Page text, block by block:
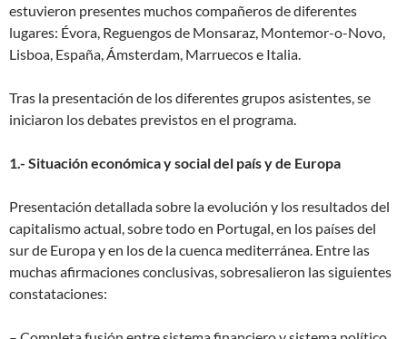
estuvieron presentes muchos compañeros de diferentes
lugares: Évora, Reguengos de Monsaraz, Montemor-o-Novo,
Lisboa, España, Ámsterdam, Marruecos e Italia.
Tras la presentación de los diferentes grupos asistentes, se
iniciaron los debates previstos en el programa.
1.- Situación económica y social del país y de Europa
Presentación detallada sobre la evolución y los resultados del
capitalismo actual, sobre todo en Portugal, en los países del
sur de Europa y en los de la cuenca mediterránea. Entre las
muchas afirmaciones conclusivas, sobresalieron las siguientes
constataciones: